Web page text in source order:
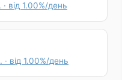
від 1.00%/день
від 1.00%/день